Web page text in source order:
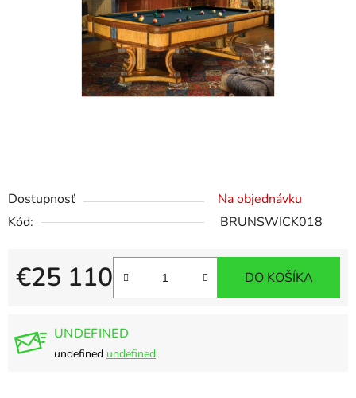
Dostupnosť
Na objednávku
Kód:
BRUNSWICK018
€25 110 DO KOŠÍKA
UNDEFINED
undefined undefined